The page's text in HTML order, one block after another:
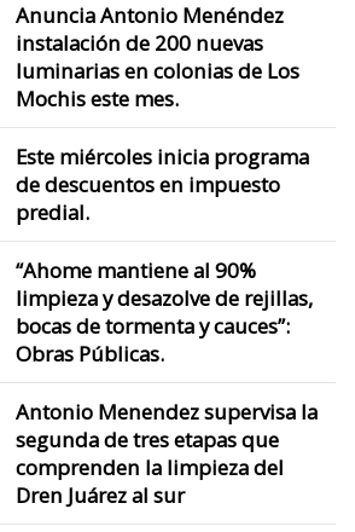
Anuncia Antonio Menéndez
instalación de 200 nuevas
luminarias en colonias de Los
Mochis este mes.
Este miércoles inicia programa
de descuentos en impuesto
predial.
“Ahome mantiene al 90%
limpieza y desazolve de rejillas,
bocas de tormenta y cauces”:
Obras Públicas.
Antonio Menendez supervisa la
segunda de tres etapas que
comprenden la limpieza del
Dren Juárez al sur